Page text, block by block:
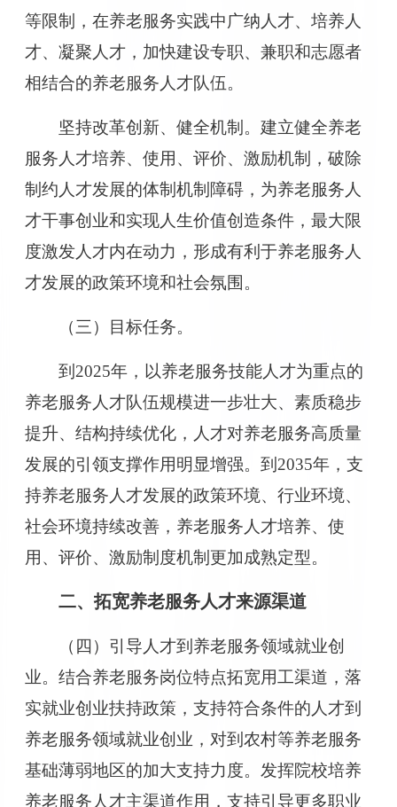
等限制，在养老服务实践中广纳人才、培养人
才、凝聚人才，加快建设专职、兼职和志愿者
相结合的养老服务人才队伍。
坚持改革创新、健全机制。建立健全养老
服务人才培养、使用、评价、激励机制，破除
制约人才发展的体制机制障碍，为养老服务人
才干事创业和实现人生价值创造条件，最大限
度激发人才内在动力，形成有利于养老服务人
才发展的政策环境和社会氛围。
（三）目标任务。
到2025年，以养老服务技能人才为重点的
养老服务人才队伍规模进一步壮大、素质稳步
提升、结构持续优化，人才对养老服务高质量
发展的引领支撑作用明显增强。到2035年，支
持养老服务人才发展的政策环境、行业环境、
社会环境持续改善，养老服务人才培养、使
用、评价、激励制度机制更加成熟定型。
二、拓宽养老服务人才来源渠道
（四）引导人才到养老服务领域就业创
业。结合养老服务岗位特点拓宽用工渠道，落
实就业创业扶持政策，支持符合条件的人才到
养老服务领域就业创业，对到农村等养老服务
基础薄弱地区的加大支持力度。发挥院校培养
养老服务人才主渠道作用，支持引导更多职业